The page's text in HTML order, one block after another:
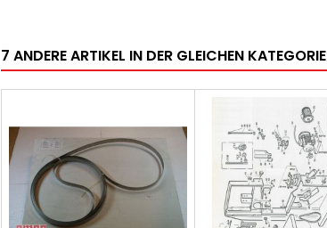
7 ANDERE ARTIKEL IN DER GLEICHEN